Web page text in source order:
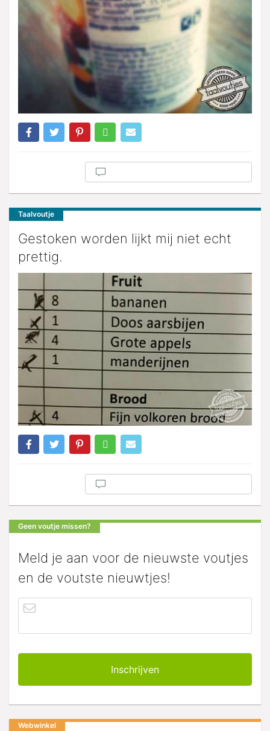
Taalvoutje
Gestoken worden lijkt mij niet echt
prettig.
Geen voutje missen?
Meld je aan voor de nieuwste voutjes
en de voutste nieuwtjes!
Webwinkel